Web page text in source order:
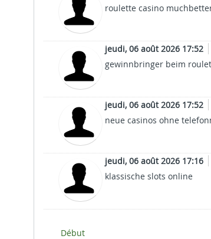
roulette casino
jeudi, 06 août 2026 17:52
gewinnbringer beim
jeudi, 06 août 2026 17:52
neue casinos ohne
jeudi, 06 août 2026 17:16
klassische slots online
Début